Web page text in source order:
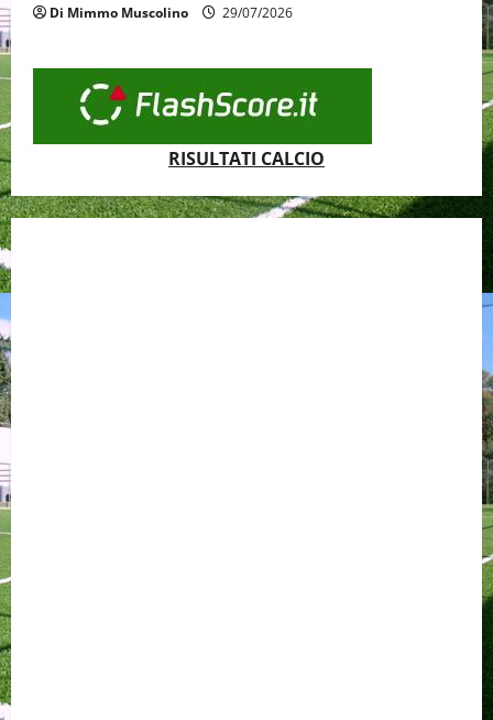
Di Mimmo Muscolino 29/07/2026
RISULTATI CALCIO